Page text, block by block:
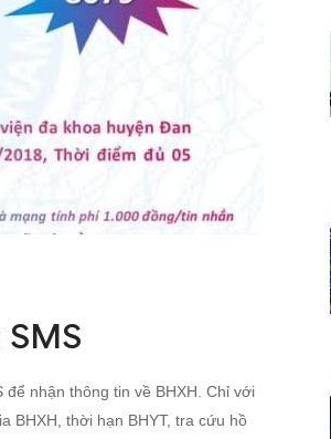
để nhận thông tin về BHXH. Chỉ với
BHXH, thời hạn BHYT, tra cứu hồ